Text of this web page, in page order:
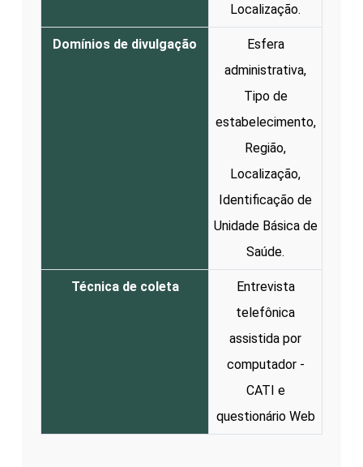
Localização.
Domínios de divulgação
Esfera
administrativa,
Tipo de
estabelecimento,
Região,
Localização,
Identificação de
Unidade Básica de
Saúde.
Técnica de coleta
Entrevista
telefônica
assistida por
computador -
CATI e
questionário Web